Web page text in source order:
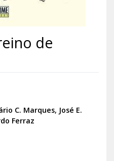
de
C. Marques, José E.
Ferraz